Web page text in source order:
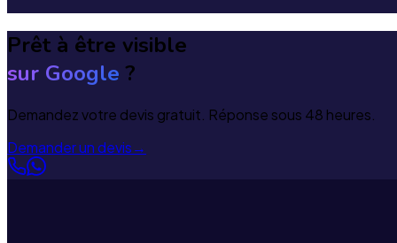
Prêt à être visible
sur Google ?
Demandez votre devis gratuit. Réponse sous 48 heures.
Demander un devis→